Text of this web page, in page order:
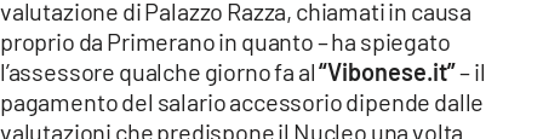
valutazione di Palazzo Razza, chiamati in causa
proprio da Primerano in quanto – ha spiegato
l’assessore qualche giorno fa al“Vibonese.it”– il
pagamento del salario accessorio dipende dalle
valutazioni che predispone il Nucleo una volta